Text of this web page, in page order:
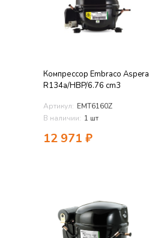
Компрессор Embraco Aspera
R134a/HBP/6.76 cm3
Артикул: EMT6160Z
В наличии: 1 шт
12 971 ₽